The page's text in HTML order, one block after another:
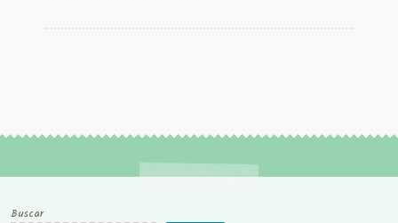
Buscar